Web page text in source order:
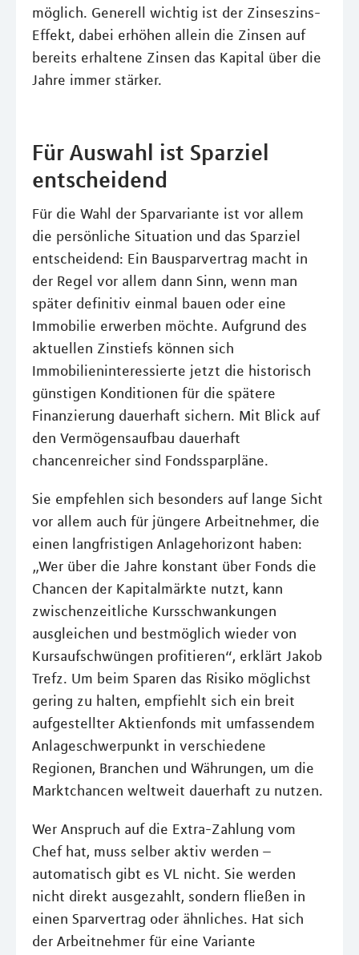
möglich. Generell wichtig ist der Zinseszins-
Effekt, dabei erhöhen allein die Zinsen auf
bereits erhaltene Zinsen das Kapital über die
Jahre immer stärker.
Für Auswahl ist Sparziel
entscheidend
Für die Wahl der Sparvariante ist vor allem
die persönliche Situation und das Sparziel
entscheidend: Ein Bausparvertrag macht in
der Regel vor allem dann Sinn, wenn man
später definitiv einmal bauen oder eine
Immobilie erwerben möchte. Aufgrund des
aktuellen Zinstiefs können sich
Immobilieninteressierte jetzt die historisch
günstigen Konditionen für die spätere
Finanzierung dauerhaft sichern. Mit Blick auf
den Vermögensaufbau dauerhaft
chancenreicher sind Fondssparpläne.
Sie empfehlen sich besonders auf lange Sicht
vor allem auch für jüngere Arbeitnehmer, die
einen langfristigen Anlagehorizont haben:
„Wer über die Jahre konstant über Fonds die
Chancen der Kapitalmärkte nutzt, kann
zwischenzeitliche Kursschwankungen
ausgleichen und bestmöglich wieder von
Kursaufschwüngen profitieren“, erklärt Jakob
Trefz. Um beim Sparen das Risiko möglichst
gering zu halten, empfiehlt sich ein breit
aufgestellter Aktienfonds mit umfassendem
Anlageschwerpunkt in verschiedene
Regionen, Branchen und Währungen, um die
Marktchancen weltweit dauerhaft zu nutzen.
Wer Anspruch auf die Extra-Zahlung vom
Chef hat, muss selber aktiv werden –
automatisch gibt es VL nicht. Sie werden
nicht direkt ausgezahlt, sondern fließen in
einen Sparvertrag oder ähnliches. Hat sich
der Arbeitnehmer für eine Variante